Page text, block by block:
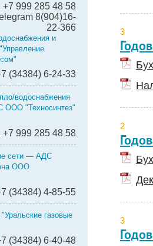
3
2
3
+7 999 285 48 58
8(904)16-
22-366
и
(34384) 6-24-33
водоснабжения
ООО "Техносинтез"
+7 999 285 48 58
сети — АДС
ООО
(34384) 4-85-55
газовые
(34384) 6-40-48